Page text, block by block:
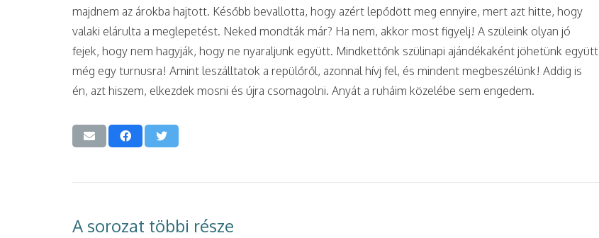
majdnem az árokba hajtott. Később bevallotta, hogy azért lepődött meg ennyire, mert azt hitte, hogy
valaki elárulta a meglepetést. Neked mondták már? Ha nem, akkor most figyelj! A szüleink olyan jó
fejek, hogy nem hagyják, hogy ne nyaraljunk együtt. Mindkettőnk szülinapi ajándékaként jöhetünk együtt
még egy turnusra! Amint leszálltatok a repülőről, azonnal hívj fel, és mindent megbeszélünk! Addig is
én, azt hiszem, elkezdek mosni és újra csomagolni. Anyát a ruháim közelébe sem engedem.
A sorozat többi része